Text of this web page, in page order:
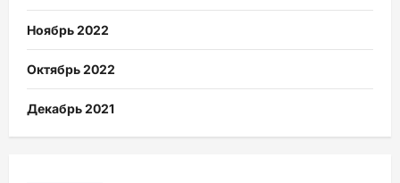
Ноябрь 2022
Октябрь 2022
Декабрь 2021